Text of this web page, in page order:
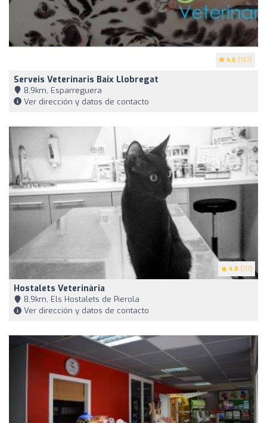
4.6 (157)
Serveis Veterinaris Baix Llobregat
8,9km, Esparreguera
Ver dirección y datos de contacto
4.8 (111)
Hostalets Veterinària
8,9km, Els Hostalets de Pierola
Ver dirección y datos de contacto